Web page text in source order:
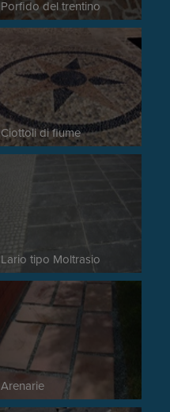
Porfido del trentino
Ciottoli di fiume
Lario tipo Moltrasio
Arenarie